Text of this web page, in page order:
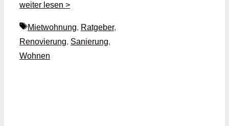
weiter lesen >
Schlagwörter
Mietwohnung, Ratgeber,
Renovierung, Sanierung,
Wohnen